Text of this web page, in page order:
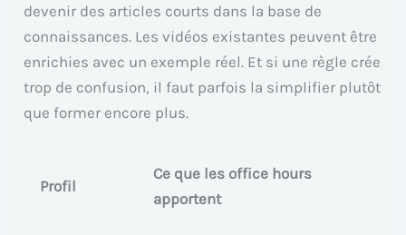
devenir des articles courts dans la base de
connaissances. Les vidéos existantes peuvent être
enrichies avec un exemple réel. Et si une règle crée
trop de confusion, il faut parfois la simplifier plutôt
que former encore plus.
Profil
Ce que les office hours
apportent